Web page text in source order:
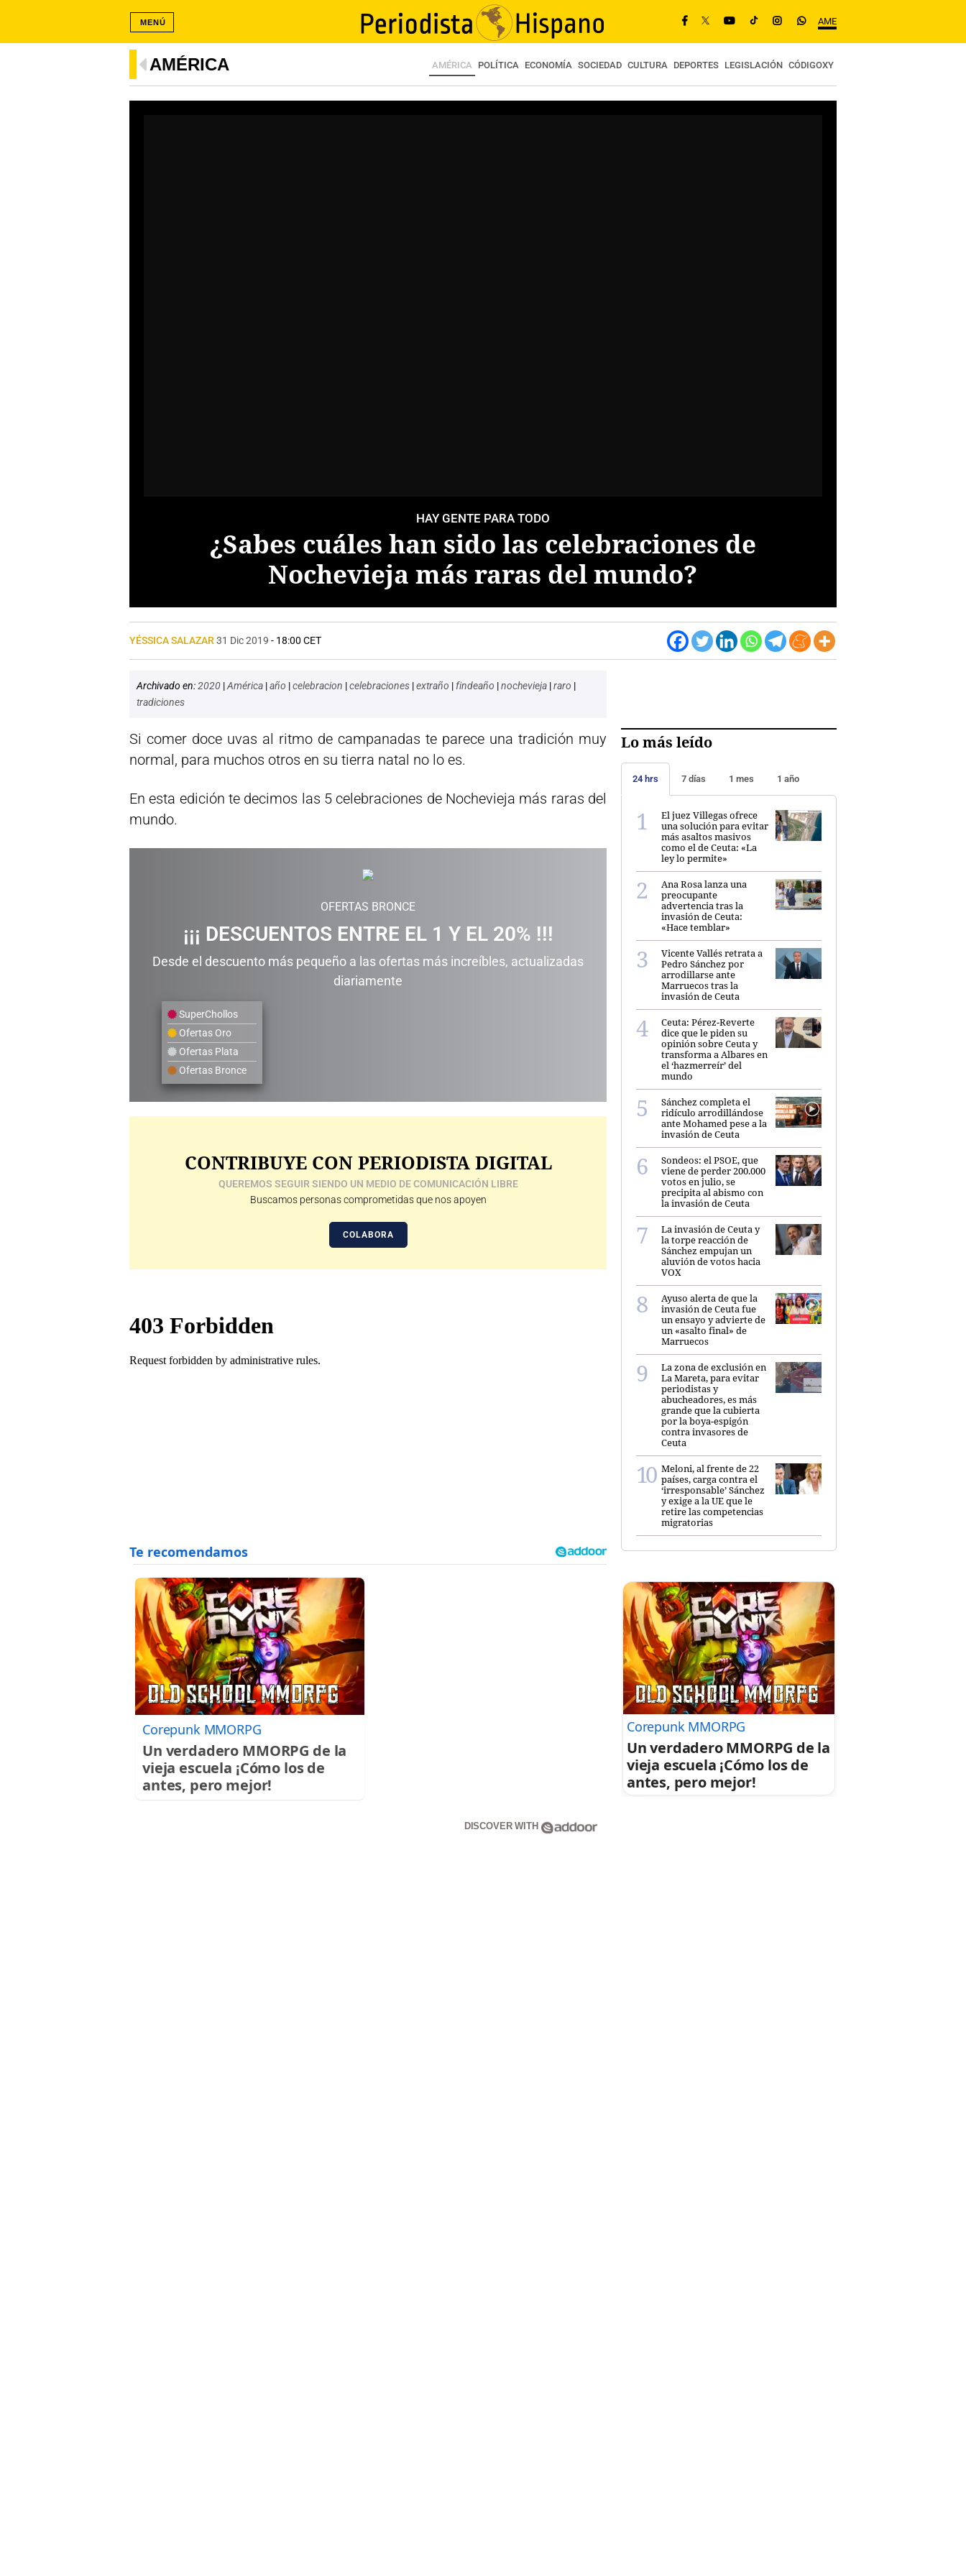
AME
MENÚ
AMÉRICA AMÉRICA POLÍTICA ECONOMÍA SOCIEDAD CULTURA DEPORTES LEGISLACIÓN CÓDIGOXY
HAY GENTE PARA TODO
¿Sabes cuáles han sido las celebraciones de
Nochevieja más raras del mundo?
YÉSSICA SALAZAR 31 Dic 2019 - 18:00 CET
Archivado en:2020 |América |año |celebracion |celebraciones |extraño | findeaño |nochevieja |raro |
tradiciones
Si comer doce uvas al ritmo de campanadas te parece una tradición muy
normal, para muchos otros en su tierra natal no lo es.
En esta edición te decimos las 5 celebraciones de Nochevieja más raras del
mundo.
OFERTAS BRONCE
¡¡¡ DESCUENTOS ENTRE EL 1 Y EL 20% !!!
Desde el descuento más pequeño a las ofertas más increíbles, actualizadas
diariamente
SuperChollos
Ofertas Oro
Ofertas Plata
Ofertas Bronce
CONTRIBUYE CON PERIODISTA DIGITAL
QUEREMOS SEGUIR SIENDO UN MEDIO DE COMUNICACIÓN LIBRE
Buscamos personas comprometidas que nos apoyen
COLABORA
Corepunk MMORPG
Un verdadero MMORPG de la
vieja escuela ¡Cómo los de
antes, pero mejor!
DISCOVER WITH
Lo más leído
24 hrs 7 días 1 mes 1 año
El juez Villegas ofrece
una solución para evitar
más asaltos masivos
como el de Ceuta: «La
ley lo permite»
Ana Rosa lanza una
preocupante
advertencia tras la
invasión de Ceuta:
«Hace temblar»
Vicente Vallés retrata a
Pedro Sánchez por
arrodillarse ante
Marruecos tras la
invasión de Ceuta
Ceuta: Pérez-Reverte
dice que le piden su
opinión sobre Ceuta y
transforma a Albares en
el ‘hazmerreír’ del
mundo
Sánchez completa el
ridículo arrodillándose
ante Mohamed pese a la
invasión de Ceuta
Sondeos: el PSOE, que
viene de perder 200.000
votos en julio, se
precipita al abismo con
la invasión de Ceuta
La invasión de Ceuta y
la torpe reacción de
Sánchez empujan un
aluvión de votos hacia
VOX
Ayuso alerta de que la
invasión de Ceuta fue
un ensayo y advierte de
un «asalto final» de
Marruecos
La zona de exclusión en
La Mareta, para evitar
periodistas y
abucheadores, es más
grande que la cubierta
por la boya-espigón
contra invasores de
Ceuta
Meloni, al frente de 22
países, carga contra el
‘irresponsable’ Sánchez
y exige a la UE que le
retire las competencias
migratorias
Corepunk MMORPG
Un verdadero MMORPG de la
vieja escuela ¡Cómo los de
antes, pero mejor!